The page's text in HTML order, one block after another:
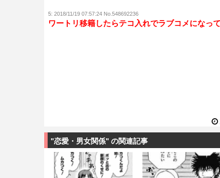
5: 2018/11/19 07:57:24 No.548692236
ワートリ移籍したらテコ入れでラブコメになっ
"恋愛・男女関係" の関連記事